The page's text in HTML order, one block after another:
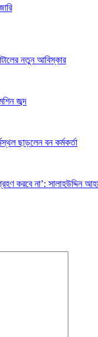
নতুন আবিস্কার
জব্দ
ছাড়লেন বন কর্মকর্তা
করবে না’: সালাহউদ্দিন